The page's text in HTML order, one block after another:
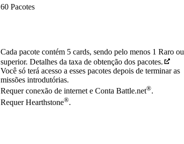
60 Pacotes
Available actions
Cada pacote contém 5 cards, sendo pelo menos 1 Raro ou
superior. Detalhes da taxa de obtenção dos pacotes.
Você só terá acesso a esses pacotes depois de terminar as
missões introdutórias.
Requer conexão de internet e Conta Battle.net®.
Requer Hearthstone®.